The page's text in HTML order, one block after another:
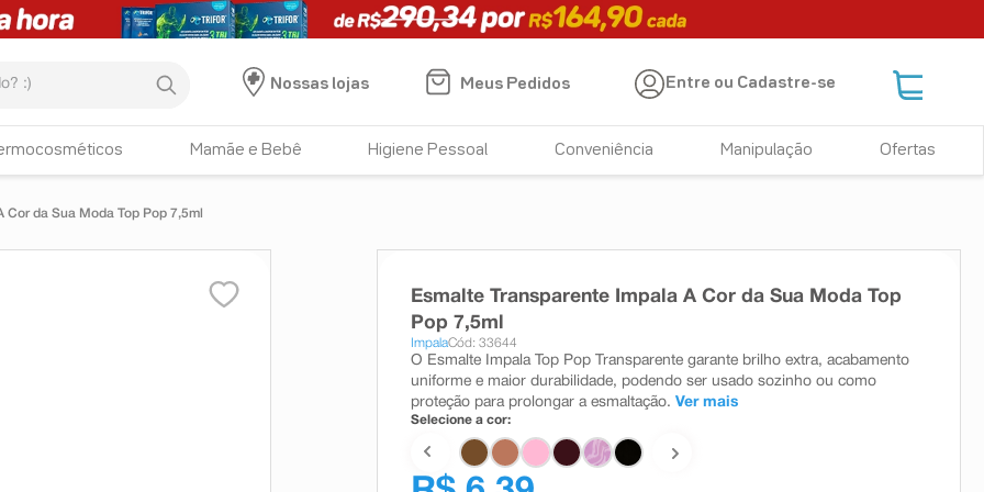
Nossas lojas
Meus Pedidos Entre ou Cadastre-se
Mamãe e Bebê Higiene Pessoal Conveniência Manipulação Ofertas
Cor da Sua Moda Top Pop 7,5ml
Esmalte Transparente Impala A Cor da Sua Moda Top
Pop 7,5ml
ImpalaCód: 33644
O Esmalte Impala Top Pop Transparente garante brilho extra, acabamento
uniforme e maior durabilidade, podendo ser usado sozinho ou como
proteção para prolongar a esmaltação. Ver mais
Selecione a cor: